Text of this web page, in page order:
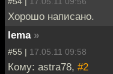
Хорошо написано.
lema »
#55 | 17.05.11 09:58
Кому: astra78, #2